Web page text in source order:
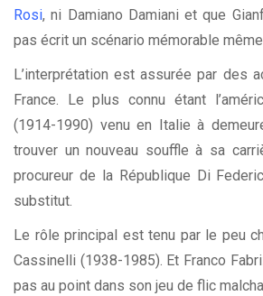
Rosi, ni Damiano Damiani et que
pas écrit un scénario mémorable
L’interprétation est assurée par des
France. Le plus connu étant
(1914-1990) venu en Italie à
trouver un nouveau souffle à sa
procureur de la République Di
substitut.
Le rôle principal est tenu par le peu
Cassinelli (1938-1985). Et Franco
pas au point dans son jeu de flic